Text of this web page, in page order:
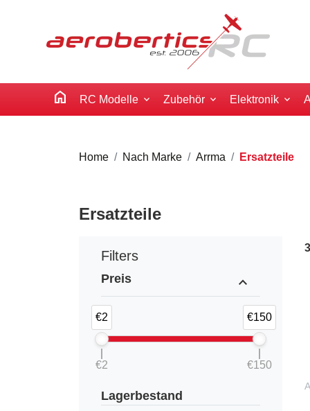
home RC Modelle Zubehör Elektronik
Home Nach Marke Arrma Ersatzteile
Ersatzteile
Filters
Preis expand_less
€2 €150
€2 €150
Lagerbestand